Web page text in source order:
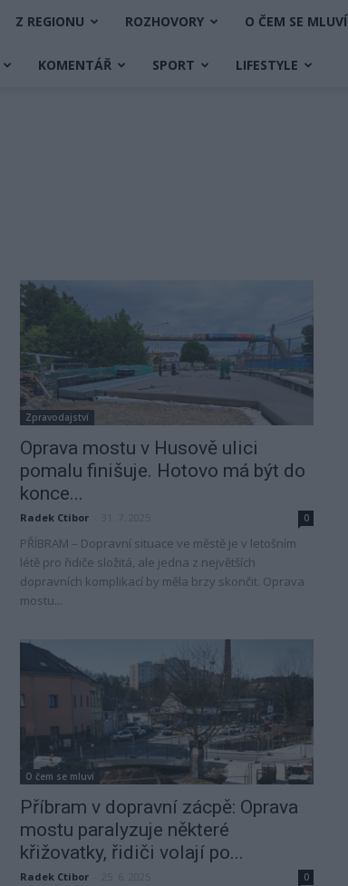
Z REGIONU ROZHOVORY O ČEM SE MLUVÍ
KOMENTÁŘ SPORT LIFESTYLE
Zpravodajství
Oprava mostu v Husově ulici
pomalu finišuje. Hotovo má být do
konce...
Radek Ctibor 0
PŘÍBRAM – Dopravní situace ve městě je v letošním
létě pro řidiče složitá, ale jedna z největších
dopravních komplikací by měla brzy skončit. Oprava
mostu...
O čem se mluví
Příbram v dopravní zácpě: Oprava
mostu paralyzuje některé
křižovatky, řidiči volají po...
Radek Ctibor 0